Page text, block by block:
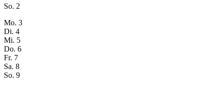
So. 2
Mo. 3
Di. 4
Mi. 5
Do. 6
Fr. 7
Sa. 8
So. 9